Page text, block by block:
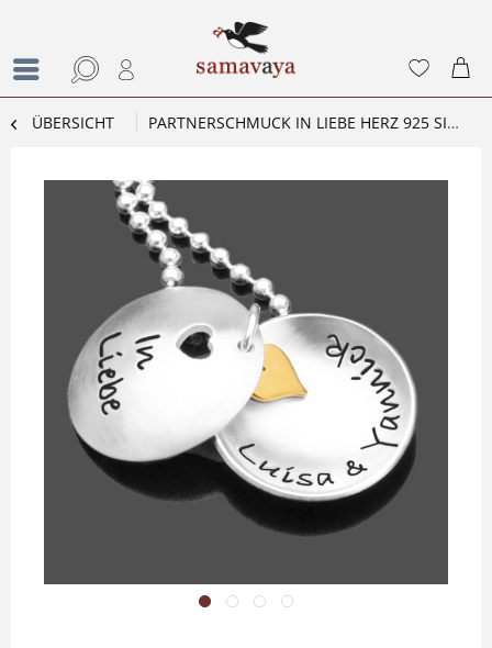
ÜBERSICHT PARTNERSCHMUCK IN LIEBE HERZ 925 SILBERKETTE GRAVURSCHMUCK NAMEN